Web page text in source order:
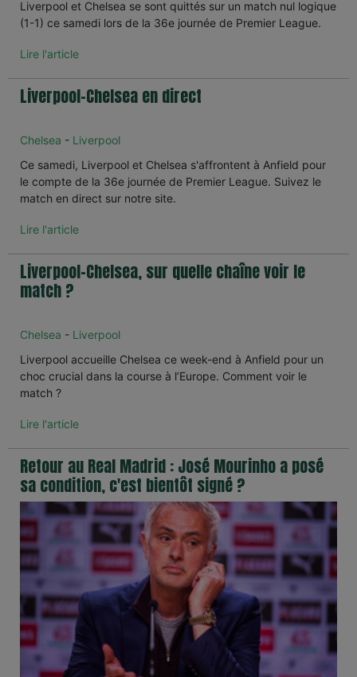
Liverpool et Chelsea se sont quittés sur un match nul logique
(1-1) ce samedi lors de la 36e journée de Premier League.
Lire l'article
Liverpool-Chelsea en direct
Chelsea - Liverpool
Ce samedi, Liverpool et Chelsea s'affrontent à Anfield pour
le compte de la 36e journée de Premier League. Suivez le
match en direct sur notre site.
Lire l'article
Liverpool-Chelsea, sur quelle chaîne voir le
match ?
Chelsea - Liverpool
Liverpool accueille Chelsea ce week-end à Anfield pour un
choc crucial dans la course à l’Europe. Comment voir le
match ?
Lire l'article
Retour au Real Madrid : José Mourinho a posé
sa condition, c'est bientôt signé ?